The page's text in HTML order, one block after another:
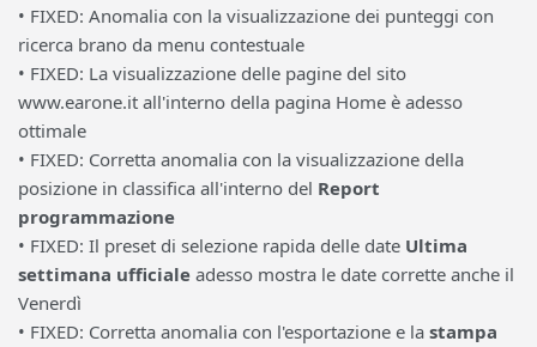
• FIXED: Anomalia con la visualizzazione dei punteggi con
ricerca brano da menu contestuale
• FIXED: La visualizzazione delle pagine del sito
www.earone.it all'interno della pagina Home è adesso
ottimale
• FIXED: Corretta anomalia con la visualizzazione della
posizione in classifica all'interno del Report
programmazione
• FIXED: Il preset di selezione rapida delle date Ultima
settimana ufficiale adesso mostra le date corrette anche il
Venerdì
• FIXED: Corretta anomalia con l'esportazione e la stampa